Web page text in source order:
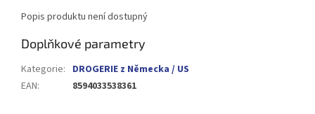
Popis produktu není dostupný
Doplňkové parametry
Kategorie: DROGERIE z Německa / US
EAN: 8594033538361